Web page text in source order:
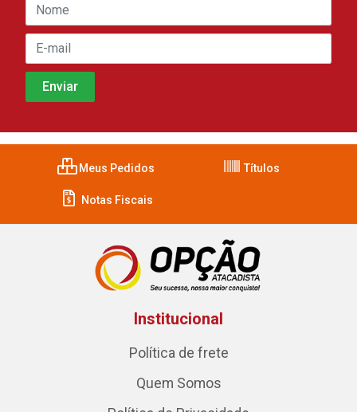
Meus Pedidos Títulos
Notas Fiscais
Institucional
Política de frete
Quem Somos